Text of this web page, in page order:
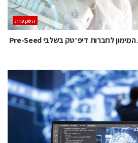
השקעות
רשות החדשנות מגדילה את המימון לחברות דיפ־טק בשלבי Pre-Seed